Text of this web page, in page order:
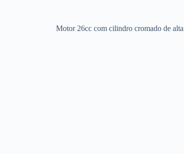
Motor 26cc com cilindro cromado de